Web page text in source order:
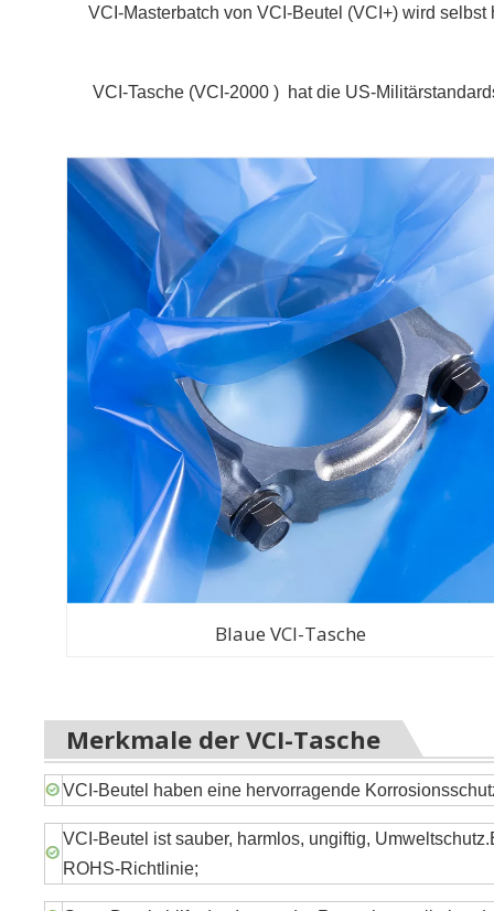
VCI-Masterbatch von VCI-Beutel (VCI+) wird
VCI-Tasche (VCI-2000 ) hat die US-
Blaue VCI-Tasche
Merkmale der VCI-Tasche
VCI-Beutel haben eine hervorragende
VCI-Beutel ist sauber, harmlos, ungiftig,
ROHS-Richtlinie;